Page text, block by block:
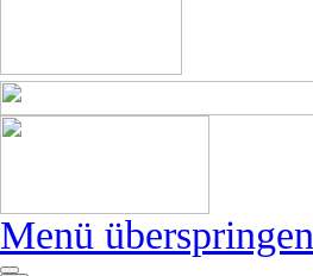
Menü überspringen